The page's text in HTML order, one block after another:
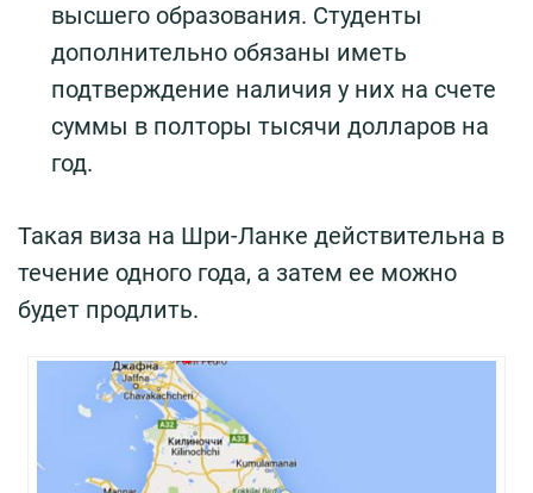
высшего образования. Студенты
дополнительно обязаны иметь
подтверждение наличия у них на счете
суммы в полторы тысячи долларов на
год.
Такая виза на Шри-Ланке действительна в
течение одного года, а затем ее можно
будет продлить.